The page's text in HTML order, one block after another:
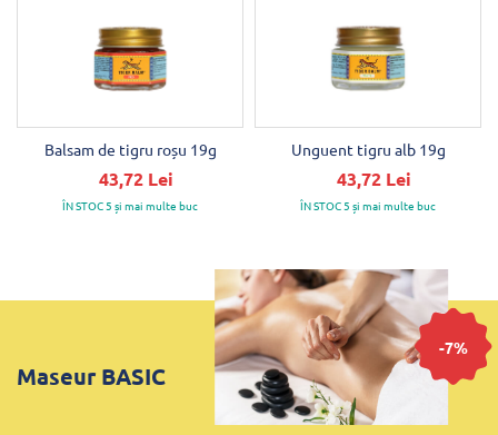
Balsam de tigru roșu 19g
43,72 Lei
ÎN STOC 5 și mai multe buc
Unguent tigru alb 19g
43,72 Lei
ÎN STOC 5 și mai multe buc
Maseur BASIC
-7%